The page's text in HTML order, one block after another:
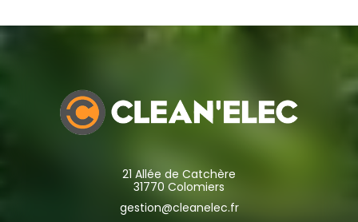
21 Allée de Catchère
31770 Colomiers
gestion@cleanelec.fr